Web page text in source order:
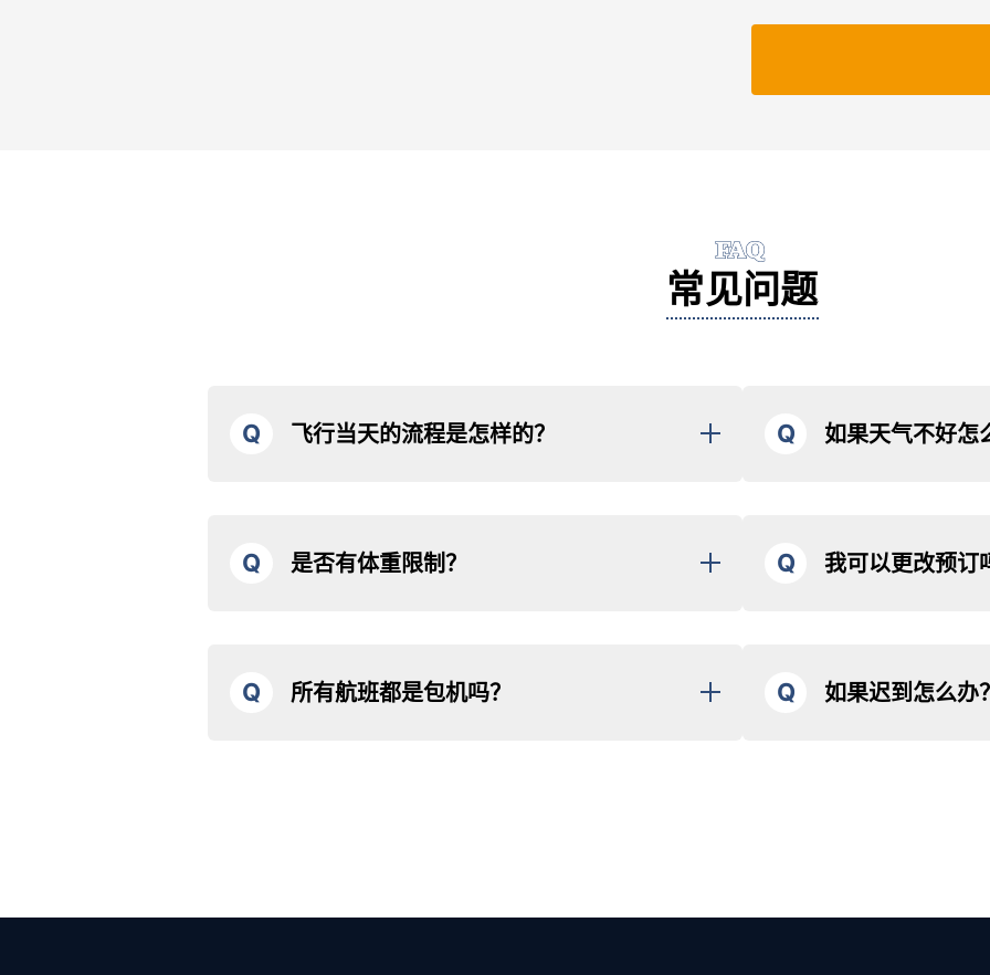
FAQ
常见问题
Q 飞行当天的流程是怎样的？
③ 现场工作人员会进行接待并说明登机注意事项。
④ 到达出发时间后，我们将引导您登机。（航班可能会提前起
Q 如果天气不好怎
因天气原因取消航班不会产生
Q 是否有体重限制？
一些长途航班可能有例外情况，我们可能需要拒绝超重预订，请谅
Q 我可以更改预订
航班日期前 3 天以内更改，需
如果需要更改，LINE或者通过
Q 所有航班都是包机吗？ Q 如果迟到怎么办